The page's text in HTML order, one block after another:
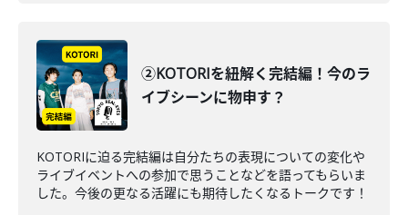
②KOTORIを紐解く完結編！今のラ
イブシーンに物申す？
KOTORIに迫る完結編は自分たちの表現についての変化や
ライブイベントへの参加で思うことなどを語ってもらいま
した。今後の更なる活躍にも期待したくなるトークです！